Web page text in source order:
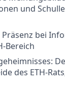
und
bei
Bereich
des ETH-